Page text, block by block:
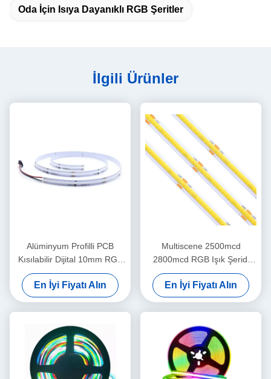
Oda İçin Isıya Dayanıklı RGB Şeritler
İlgili Ürünler
Alüminyum Profilli PCB
Kısılabilir Dijital 10mm RGB
COB LED Şerit
En İyi Fiyatı Alın
Multiscene 2500mcd
2800mcd RGB Işık Şeridi
Isıya Dayanıklı COB
En İyi Fiyatı Alın